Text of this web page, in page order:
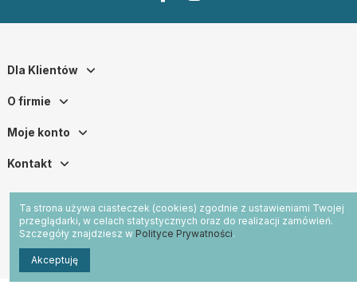
Dla Klientów
O firmie
Moje konto
Kontakt
Ta strona używa ciasteczek (cookies) zgodnie z ustawieniami Twojej
przeglądarki, w celach statystycznych oraz do realizacji zamówień.
Szczegóły znajdziesz w Polityce Prywatności.
Akceptuję